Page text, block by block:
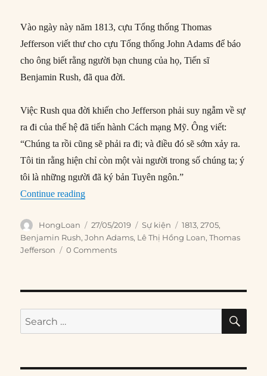
Vào ngày này năm 1813, cựu Tổng thống Thomas
Jefferson viết thư cho cựu Tổng thống John Adams để báo
cho ông biết rằng người bạn chung của họ, Tiến sĩ
Benjamin Rush, đã qua đời.
Việc Rush qua đời khiến cho Jefferson phải suy ngẫm về sự
ra đi của thế hệ đã tiến hành Cách mạng Mỹ. Ông viết:
“Chúng ta rồi cũng sẽ phải ra đi; và điều đó sẽ sớm xảy ra.
Tôi tin rằng hiện chỉ còn một vài người trong số chúng ta; ý
tôi là những người đã ký bản Tuyên ngôn.”
Continue reading“27/05/1813: Thomas Jefferson viết thư cho
Author
HongLoan
Posted
on
27/05/2019 Categories
Sự kiện Tags
1813,2705,
Benjamin Rush,John Adams, Lê Thị Hồng Loan,Thomas
Jefferson
0 Comments
Search
for: